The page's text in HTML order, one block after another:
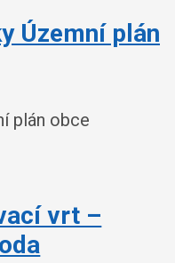
Územní plán
plán obce
vrt –